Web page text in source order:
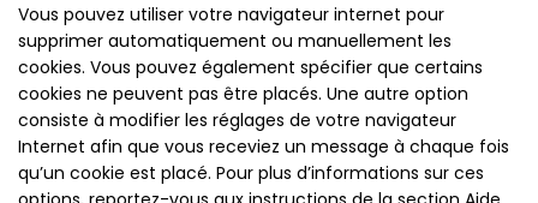
Vous pouvez utiliser votre navigateur internet pour
supprimer automatiquement ou manuellement les
cookies. Vous pouvez également spécifier que certains
cookies ne peuvent pas être placés. Une autre option
consiste à modifier les réglages de votre navigateur
Internet afin que vous receviez un message à chaque fois
qu’un cookie est placé. Pour plus d’informations sur ces